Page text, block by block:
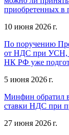
приобретенных в
10 июня 2026 г.
По поручению
от НДС при УСН,
НК РФ уже
5 июня 2026 г.
Минфин обратил
ставки НДС при
27 июня 2026 г.